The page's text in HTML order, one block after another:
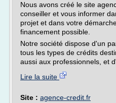
Nous avons créé le site
conseiller et vous informer
projet et dans votre
financement possible.
Notre société dispose d'un
tous les types de crédits
aussi aux professionnels, et
Lire la suite
Site : agence-credit.fr